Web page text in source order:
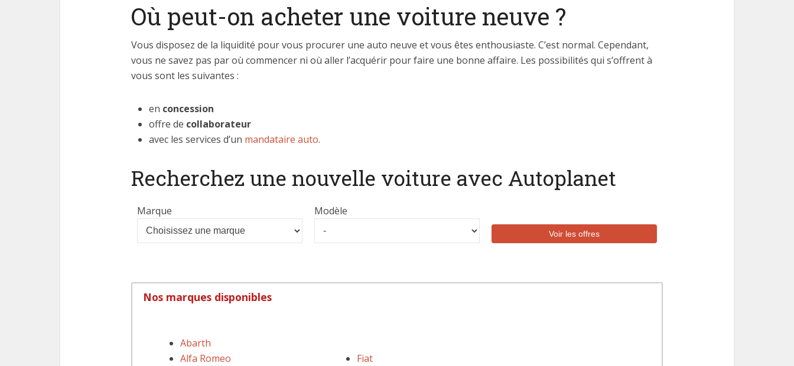
Où peut-on acheter une voiture neuve ?
Vous disposez de la liquidité pour vous procurer une auto neuve et vous êtes enthousiaste. C’est normal. Cependant,
vous ne savez pas par où commencer ni où aller l’acquérir pour faire une bonne affaire. Les possibilités qui s’offrent à
vous sont les suivantes :
en concession
offre de collaborateur
avec les services d’un mandataire auto.
Recherchez une nouvelle voiture avec Autoplanet
Marque Modèle
Nos marques disponibles
Abarth
Alfa Romeo
Fiat